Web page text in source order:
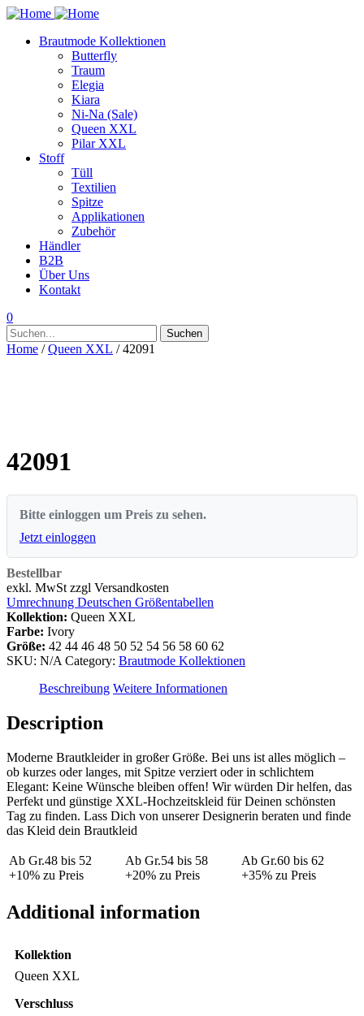
Brautmode Kollektionen
Butterfly
Traum
Elegia
Kiara
Ni-Na (Sale)
Queen XXL
Pilar XXL
Stoff
Tüll
Textilien
Spitze
Applikationen
Zubehör
Händler
B2B
Über Uns
Kontakt
0
Suchen
nach:
Suchen
Home /Queen XXL / 42091
42091
Bitte einloggen um Preis zu sehen.
Jetzt einloggen
Bestellbar
exkl. MwSt zzgl Versandkosten
Umrechnung Deutschen Größentabellen
Kollektion: Queen XXL
Farbe: Ivory
Größe: 42 44 46 48 50 52 54 56 58 60 62
SKU: N/A Category: Brautmode Kollektionen
Beschreibung Weitere Informationen
Description
Moderne Brautkleider in großer Größe. Bei uns ist alles möglich –
ob kurzes oder langes, mit Spitze verziert oder in schlichtem
Elegant: Keine Wünsche bleiben offen! Wir würden Dir helfen, das
Perfekt und günstige XXL-Hochzeitskleid für Deinen schönsten
Tag zu finden. Lass Dich von unserer Designerin beraten und finde
das Kleid dein Brautkleid
Ab Gr.48 bis 52
+10% zu Preis
Ab Gr.54 bis 58
+20% zu Preis
Ab Gr.60 bis 62
+35% zu Preis
Additional information
Kollektion
Queen XXL
Verschluss